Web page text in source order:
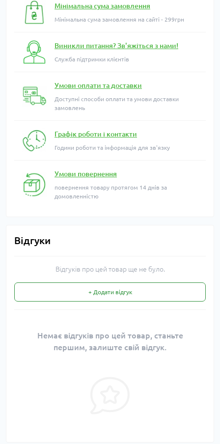
Мінімальна сума замовлення
Мінімальна сума замовлення на сайті - 299грн
Виникли питання? Зв'яжіться з нами!
Служба підтримки клієнтів
Умови оплати та доставки
Доступні способи оплати та умови доставки
замовлень
Графік роботи і контакти
Години роботи та інформація для зв'язку
Умови повернення
повернення товару протягом 14 днів за
домовленністю
Відгуки
Відгуків про цей товар ще не було.
+ Додати відгук
Немає відгуків про цей товар, станьте
першим, залиште свій відгук.